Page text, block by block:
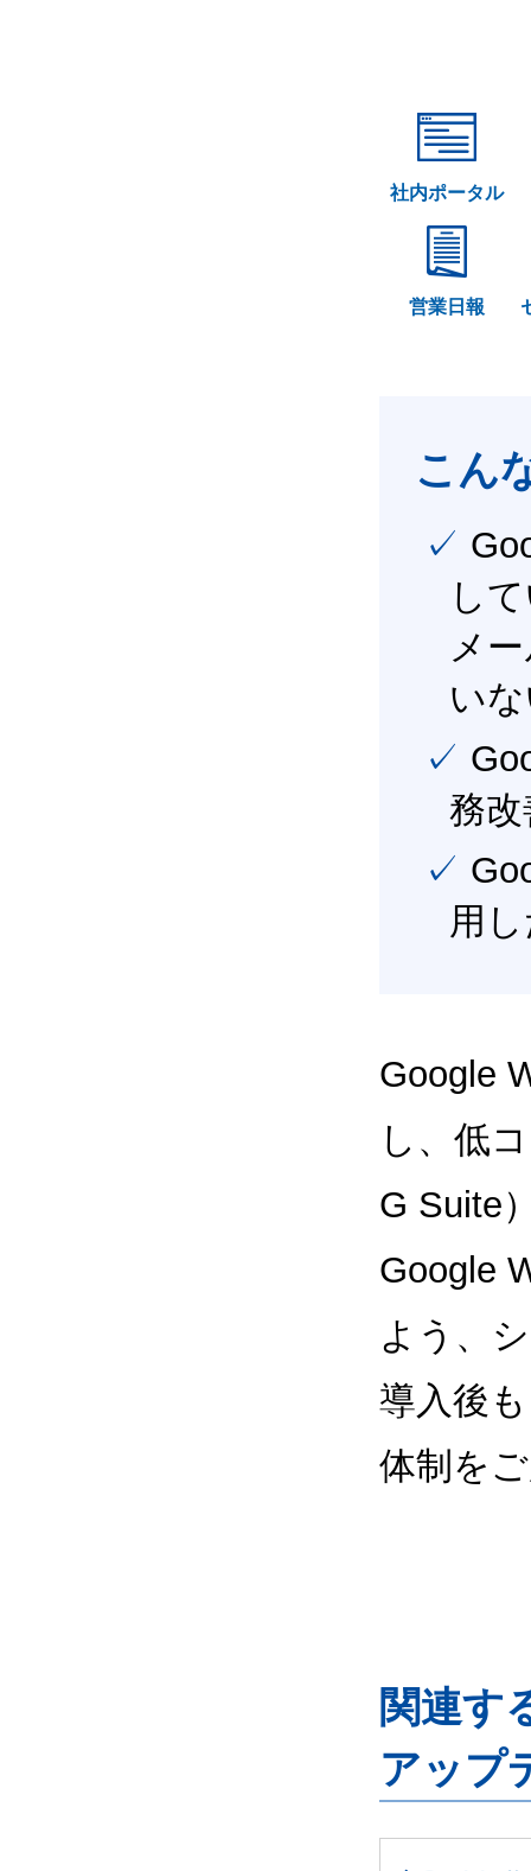
社内ポータル
営業日報
こん
✓ Google Workspace（旧G Suite） を社内で導入
し
メ
い
✓ Google Workspace（旧G Suite） を活用し、業
務
✓ Google Workspace（旧G Suite） を最大限に活
用
Google
し、低
G Suite
Google
よう、
導入後
体制を
関連す
アップ